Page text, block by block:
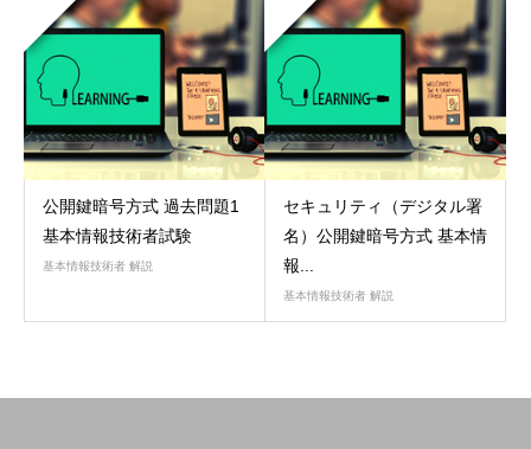
公開鍵暗号方式 過去問題1
基本情報技術者試験
基本情報技術者 解説
セキュリティ（デジタル署
名）公開鍵暗号方式 基本情
報...
基本情報技術者 解説